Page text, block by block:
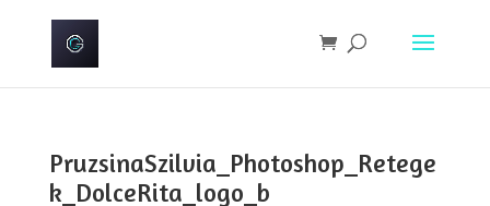
PruzsinaSzilvia_Photoshop_Retege
k_DolceRita_logo_b